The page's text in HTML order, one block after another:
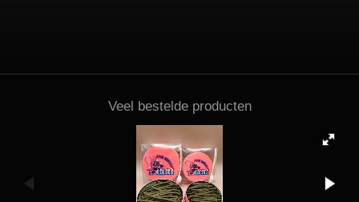
Veel bestelde producten